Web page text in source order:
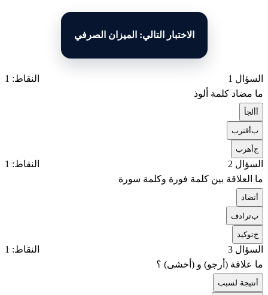
الاختبار التالي: الميزان الصرفي
السؤال 1
النقاط: 1
ما مضاد كلمة ألوذ
ألجأ
بأقترب
جأهرب
السؤال 2
النقاط: 1
ما العلاقة بين كلمة فورة وكلمة سورة
تضاد
بترادف
جتوكيد
السؤال 3
النقاط: 1
ما علاقة (أرجو) و (أخشى) ؟
نتيجة لسبب